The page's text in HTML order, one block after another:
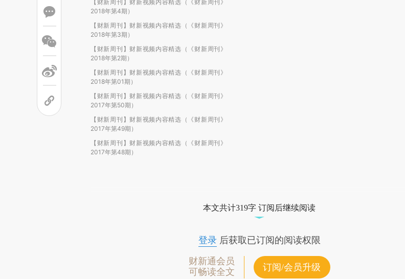
【财新周刊】财新视频内容精选（《财新周刊》
2018年第4期）
【财新周刊】财新视频内容精选（《财新周刊》
2018年第3期）
【财新周刊】财新视频内容精选（《财新周刊》
2018年第2期）
【财新周刊】财新视频内容精选（《财新周刊》
2018年第01期）
【财新周刊】财新视频内容精选（《财新周刊》
2017年第50期）
【财新周刊】财新视频内容精选（《财新周刊》
2017年第49期）
【财新周刊】财新视频内容精选（《财新周刊》
2017年第48期）
本文共计319字 订阅后继续阅读
登录后获取已订阅的阅读权限
财新通会员
可畅读全文
订阅/会员升级